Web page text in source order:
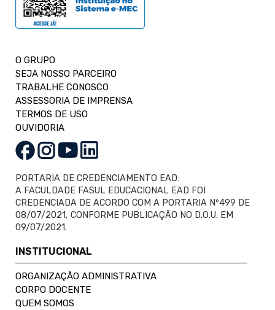
O GRUPO
SEJA NOSSO PARCEIRO
TRABALHE CONOSCO
ASSESSORIA DE IMPRENSA
TERMOS DE USO
OUVIDORIA
PORTARIA DE CREDENCIAMENTO EAD:
A FACULDADE FASUL EDUCACIONAL EAD FOI
CREDENCIADA DE ACORDO COM A PORTARIA Nº499 DE
08/07/2021, CONFORME PUBLICAÇÃO NO D.O.U. EM
09/07/2021.
INSTITUCIONAL
ORGANIZAÇÃO ADMINISTRATIVA
CORPO DOCENTE
QUEM SOMOS